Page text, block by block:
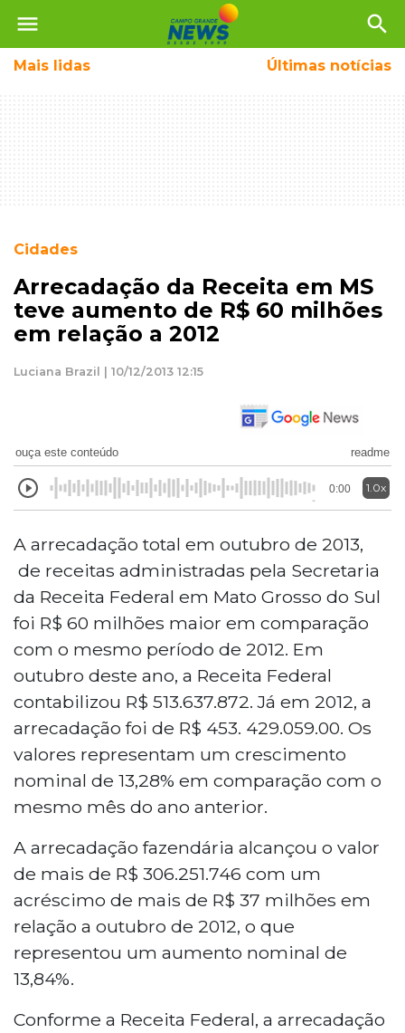
menu search
Mais lidas Últimas notícias
Cidades
Arrecadação da Receita em MS
teve aumento de R$ 60 milhões
em relação a 2012
Luciana Brazil | 10/12/2013 12:15
ouça este conteúdo readme
0:00 1.0x
A arrecadação total em outubro de 2013,
de receitas administradas pela Secretaria
da Receita Federal em Mato Grosso do Sul
foi R$ 60 milhões maior em comparação
com o mesmo período de 2012. Em
outubro deste ano, a Receita Federal
contabilizou R$ 513.637.872. Já em 2012, a
arrecadação foi de R$ 453. 429.059.00. Os
valores representam um crescimento
nominal de 13,28% em comparação com o
mesmo mês do ano anterior.
A arrecadação fazendária alcançou o valor
de mais de R$ 306.251.746 com um
acréscimo de mais de R$ 37 milhões em
relação a outubro de 2012, o que
representou um aumento nominal de
13,84%.
Conforme a Receita Federal, a arrecadação